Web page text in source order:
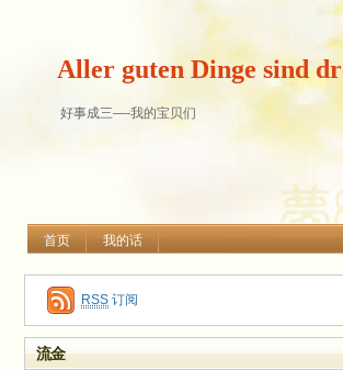
Aller guten Dinge sind
好事成三—-我的宝贝们
首页 我的话
RSS 订阅
流金